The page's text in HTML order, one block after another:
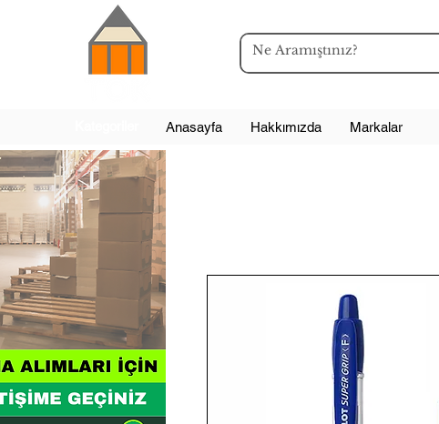
Anasayfa Hakkımızda Markalar